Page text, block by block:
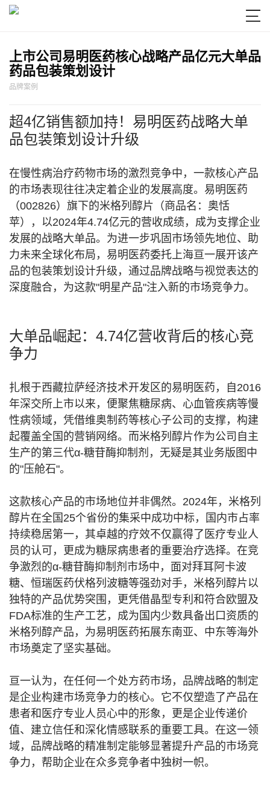

上市公司易明医药核心战略产品亿元大单品
药品包装策划设计
品牌案例
超4亿销售额加持！易明医药战略大单
品包装策划设计升级
在慢性病治疗药物市场的激烈竞争中，一款核心产品
的市场表现往往决定着企业的发展高度。易明医药
（002826）旗下的米格列醇片（商品名：奥恬
苹），以2024年4.74亿元的营收成绩，成为支撑企业
发展的战略大单品。为进一步巩固市场领先地位、助
力未来全球化布局，易明医药委托上海亘一展开该产
品的包装策划设计升级，通过品牌战略与视觉表达的
深度融合，为这款"明星产品"注入新的市场竞争力。
大单品崛起：4.74亿营收背后的核心竞
争力
扎根于西藏拉萨经济技术开发区的易明医药，自2016
年深交所上市以来，便聚焦糖尿病、心血管疾病等慢
性病领域，凭借维奥制药等核心子公司的支撑，构建
起覆盖全国的营销网络。而米格列醇片作为公司自主
生产的第三代α-糖苷酶抑制剂，无疑是其业务版图中
的"压舱石"。
这款核心产品的市场地位并非偶然。2024年，米格列
醇片在全国25个省份的集采中成功中标，国内市占率
持续稳居第一，其卓越的疗效不仅赢得了医疗专业人
员的认可，更成为糖尿病患者的重要治疗选择。在竞
争激烈的α-糖苷酶抑制剂市场中，面对拜耳阿卡波
糖、恒瑞医药伏格列波糖等强劲对手，米格列醇片以
独特的产品优势突围，更凭借晶型专利和符合欧盟及
FDA标准的生产工艺，成为国内少数具备出口资质的
米格列醇产品，为易明医药拓展东南亚、中东等海外
市场奠定了坚实基础。
亘一认为，在任何一个处方药市场，品牌战略的制定
是企业构建市场竞争力的核心。它不仅塑造了产品在
患者和医疗专业人员心中的形象，更是企业传递价
值、建立信任和深化情感联系的重要工具。在这一领
域，品牌战略的精准制定能够显著提升产品的市场竞
争力，帮助企业在众多竞争者中独树一帜。